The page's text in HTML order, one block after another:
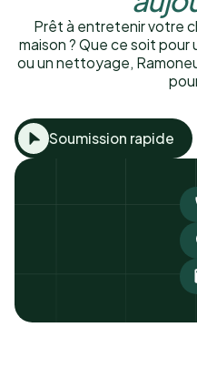
Prêt à entretenir votre
maison ? Que ce soit pour
ou un nettoyage,
Soumission rapide